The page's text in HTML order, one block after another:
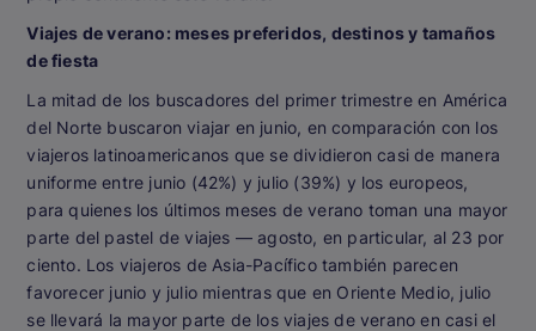
Viajes de verano: meses preferidos, destinos y tamaños
de fiesta
La mitad de los buscadores del primer trimestre en América
del Norte buscaron viajar en junio, en comparación con los
viajeros latinoamericanos que se dividieron casi de manera
uniforme entre junio (42%) y julio (39%) y los europeos,
para quienes los últimos meses de verano toman una mayor
parte del pastel de viajes — agosto, en particular, al 23 por
ciento. Los viajeros de Asia-Pacífico también parecen
favorecer junio y julio mientras que en Oriente Medio, julio
se llevará la mayor parte de los viajes de verano en casi el